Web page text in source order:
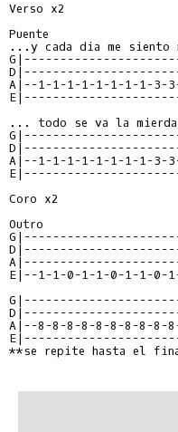
Verso x2
Puente
...y cada dia me siento
A|--1-1-1-1-1-1-1-1-3-
... todo se va la
A|--1-1-1-1-1-1-1-1-3-
Coro x2
Outro
E|--1-1-0-1-1-0-1-1-
A|--8-8-8-8-8-8-8-8-
**se repite hasta el